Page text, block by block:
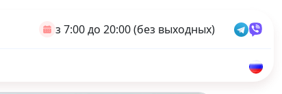
з 7:00 до 20:00 (без выходных)